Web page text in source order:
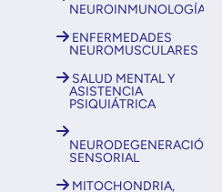
NEUROINMUNOLOGÍA
ENFERMEDADES
NEUROMUSCULARES
SALUD MENTAL Y
ASISTENCIA
PSIQUIÁTRICA
NEURODEGENERACIÓN
SENSORIAL
MITOCHONDRIA,